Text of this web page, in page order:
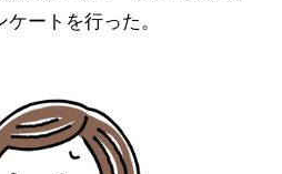
ートを行った。